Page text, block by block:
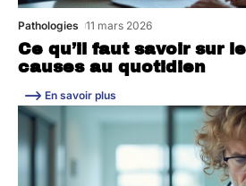
Ce qu’il faut savoir sur
causes au quotidien
Pathologies 11 mars 2026
En savoir plus